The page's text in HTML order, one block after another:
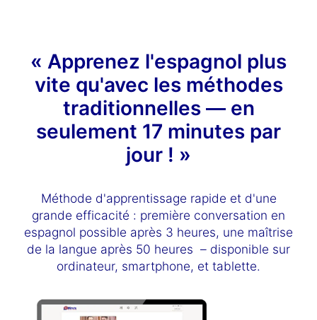
« Apprenez l'espagnol plus
vite qu'avec les méthodes
traditionnelles — en
seulement 17 minutes par
jour ! »
Méthode d'apprentissage rapide et d'une
grande efficacité : première conversation en
espagnol possible après 3 heures, une maîtrise
de la langue après 50 heures – disponible sur
ordinateur, smartphone, et tablette.